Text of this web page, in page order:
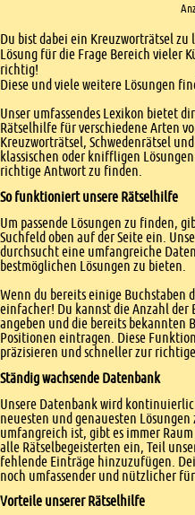
Einleitung
Du bist dabei ein Kreuzworträtsel
Lösung für die Frage Bereich vieler
richtig!
Diese und viele weitere Lösungen
Unser umfassendes Lexikon bietet
Rätselhilfe für verschiedene Arten
Kreuzworträtsel, Schwedenrätsel
klassischen oder kniffligen
richtige Antwort zu finden.
So funktioniert unsere Rätselhilfe
Um passende Lösungen zu finden,
Suchfeld oben auf der Seite ein.
durchsucht eine umfangreiche
bestmöglichen Lösungen zu bieten.
Wenn du bereits einige Buchstaben
einfacher! Du kannst die Anzahl der
angeben und die bereits bekannten
Positionen eintragen. Diese
präzisieren und schneller zur
Ständig wachsende Datenbank
Unsere Datenbank wird
neuesten und genauesten
umfangreich ist, gibt es immer
alle Rätselbegeisterten ein, Teil
fehlende Einträge hinzuzufügen.
noch umfassender und nützlicher
Vorteile unserer Rätselhilfe